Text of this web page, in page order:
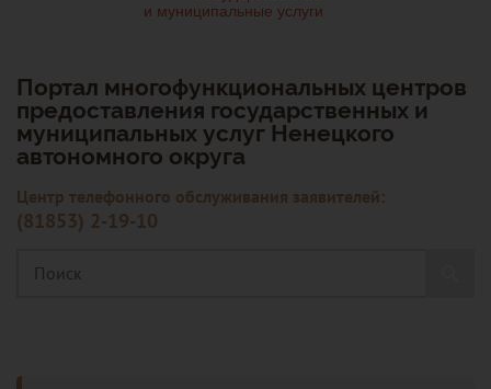
Портал многофункциональных центров
предоставления государственных и
муниципальных услуг Ненецкого
автономного округа
Центр телефонного обслуживания заявителей:
(81853) 2-19-10